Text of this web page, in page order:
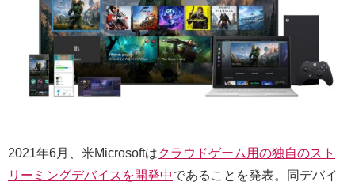
2021年6月、米Microsoftはクラウドゲーム用の独自のスト
リーミングデバイスを開発中であることを発表。同デバイ